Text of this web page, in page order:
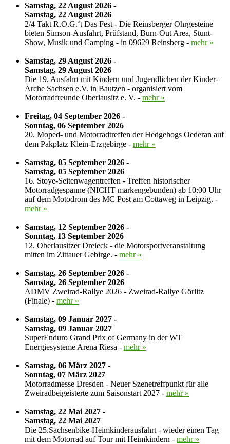
Samstag, 22 August 2026 -
Samstag, 22 August 2026
2/4 Takt R.O.G.‘t Das Fest - Die Reinsberger Ohrgesteine
bieten Simson-Ausfahrt, Prüfstand, Burn-Out Area, Stunt-
Show, Musik und Camping - in 09629 Reinsberg - mehr »
Samstag, 29 August 2026 -
Samstag, 29 August 2026
Die 19. Ausfahrt mit Kindern und Jugendlichen der Kinder-
Arche Sachsen e.V. in Bautzen - organisiert vom
Motorradfreunde Oberlausitz e. V. - mehr »
Freitag, 04 September 2026 -
Sonntag, 06 September 2026
20. Moped- und Motorradtreffen der Hedgehogs Oederan auf
dem Pakplatz Klein-Erzgebirge - mehr »
Samstag, 05 September 2026 -
Samstag, 05 September 2026
16. Stoye-Seitenwagentreffen - Treffen historischer
Motorradgespanne (NICHT markengebunden) ab 10:00 Uhr
auf dem Motodrom des MC Post am Cottaweg in Leipzig. -
mehr »
Samstag, 12 September 2026 -
Sonntag, 13 September 2026
12. Oberlausitzer Dreieck - die Motorsportveranstaltung
mitten im Zittauer Gebirge. - mehr »
Samstag, 26 September 2026 -
Samstag, 26 September 2026
ADMV Zweirad-Rallye 2026 - Zweirad-Rallye Görlitz
(Finale) - mehr »
Samstag, 09 Januar 2027 -
Samstag, 09 Januar 2027
SuperEnduro Grand Prix of Germany in der WT
Energiesysteme Arena Riesa - mehr »
Samstag, 06 März 2027 -
Sonntag, 07 März 2027
Motorradmesse Dresden - Neuer Szenetreffpunkt für alle
Zweiradbeigeisterte zum Saisonstart 2027 - mehr »
Samstag, 22 Mai 2027 -
Samstag, 22 Mai 2027
Die 25.Sachsenbike-Heimkinderausfahrt - wieder einen Tag
mit dem Motorrad auf Tour mit Heimkindern - mehr »